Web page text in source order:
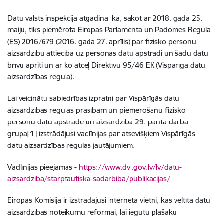
Datu valsts inspekcija atgādina, ka, sākot ar 2018. gada 25.
maiju, tiks piemērota Eiropas Parlamenta un Padomes Regula
(ES) 2016/679 (2016. gada 27. aprīlis) par fizisko personu
aizsardzību attiecībā uz personas datu apstrādi un šādu datu
brīvu apriti un ar ko atceļ Direktīvu 95/46 EK (Vispārīgā datu
aizsardzības regula).
Lai veicinātu sabiedrības izpratni par Vispārīgās datu
aizsardzības regulas prasībām un piemērošanu fizisko
personu datu apstrādē un aizsardzībā 29. panta darba
grupa[1] izstrādājusi vadlīnijas par atsevišķiem Vispārīgās
datu aizsardzības regulas jautājumiem.
Vadlīnijas pieejamas - https://www.dvi.gov.lv/lv/datu-
aizsardziba/starptautiska-sadarbiba/publikacijas/
Eiropas Komisija ir izstrādājusi interneta vietni, kas veltīta datu
aizsardzības noteikumu reformai, lai iegūtu plašāku